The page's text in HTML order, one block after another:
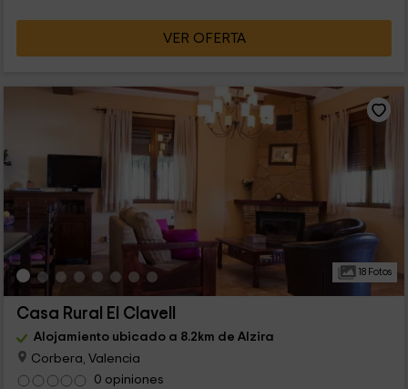
VER OFERTA
18 Fotos
Casa Rural El Clavell
Alojamiento ubicado a 8.2km de Alzira
Corbera, Valencia
0 opiniones